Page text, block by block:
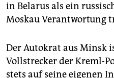
in Belarus als ein
Moskau Verantwortung
Der Autokrat aus Minsk
Vollstrecker der Kreml-
stets auf seine eigenen